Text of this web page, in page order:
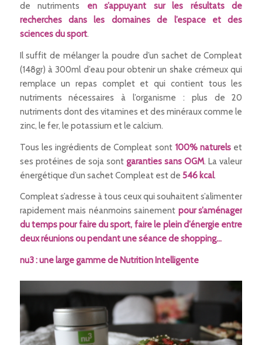
de nutriments en s’appuyant sur les résultats de
recherches dans les domaines de l’espace et des
sciences du sport.
Il suffit de mélanger la poudre d’un sachet de Compleat
(148gr) à 300ml d’eau pour obtenir un shake crémeux qui
remplace un repas complet et qui contient tous les
nutriments nécessaires à l’organisme : plus de 20
nutriments dont des vitamines et des minéraux comme le
zinc, le fer, le potassium et le calcium.
Tous les ingrédients de Compleat sont 100% naturels et
ses protéines de soja sontgaranties sans OGM. La valeur
énergétique d’un sachet Compleat est de 546 kcal.
Compleat s’adresse à tous ceux qui souhaitent s’alimenter
rapidement mais néanmoins sainement pour s’aménager
du temps pour faire du sport, faire le plein d’énergie entre
deux réunions ou pendant une séance de shopping…
nu3 : une large gamme de Nutrition Intelligente